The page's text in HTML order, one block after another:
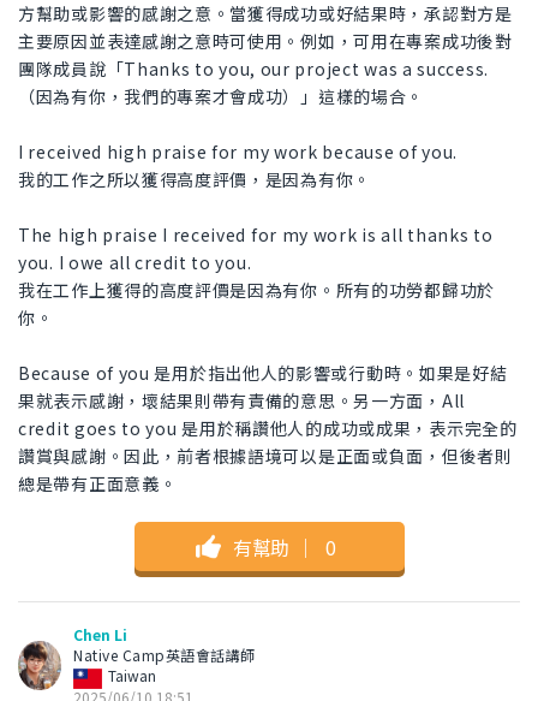
方幫助或影響的感謝之意。當獲得成功或好結果時，承認對方是
主要原因並表達感謝之意時可使用。例如，可用在專案成功後對
團隊成員說「Thanks to you, our project was a success.
（因為有你，我們的專案才會成功）」這樣的場合。
I received high praise for my work because of you.
我的工作之所以獲得高度評價，是因為有你。
The high praise I received for my work is all thanks to
you. I owe all credit to you.
我在工作上獲得的高度評價是因為有你。所有的功勞都歸功於
你。
Because of you 是用於指出他人的影響或行動時。如果是好結
果就表示感謝，壞結果則帶有責備的意思。另一方面，All
credit goes to you 是用於稱讚他人的成功或成果，表示完全的
讚賞與感謝。因此，前者根據語境可以是正面或負面，但後者則
總是帶有正面意義。
有幫助 ｜ 0
Chen Li
Native Camp英語會話講師
Taiwan
2025/06/10 18:51